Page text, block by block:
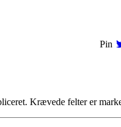
Pin
Krævede felter er